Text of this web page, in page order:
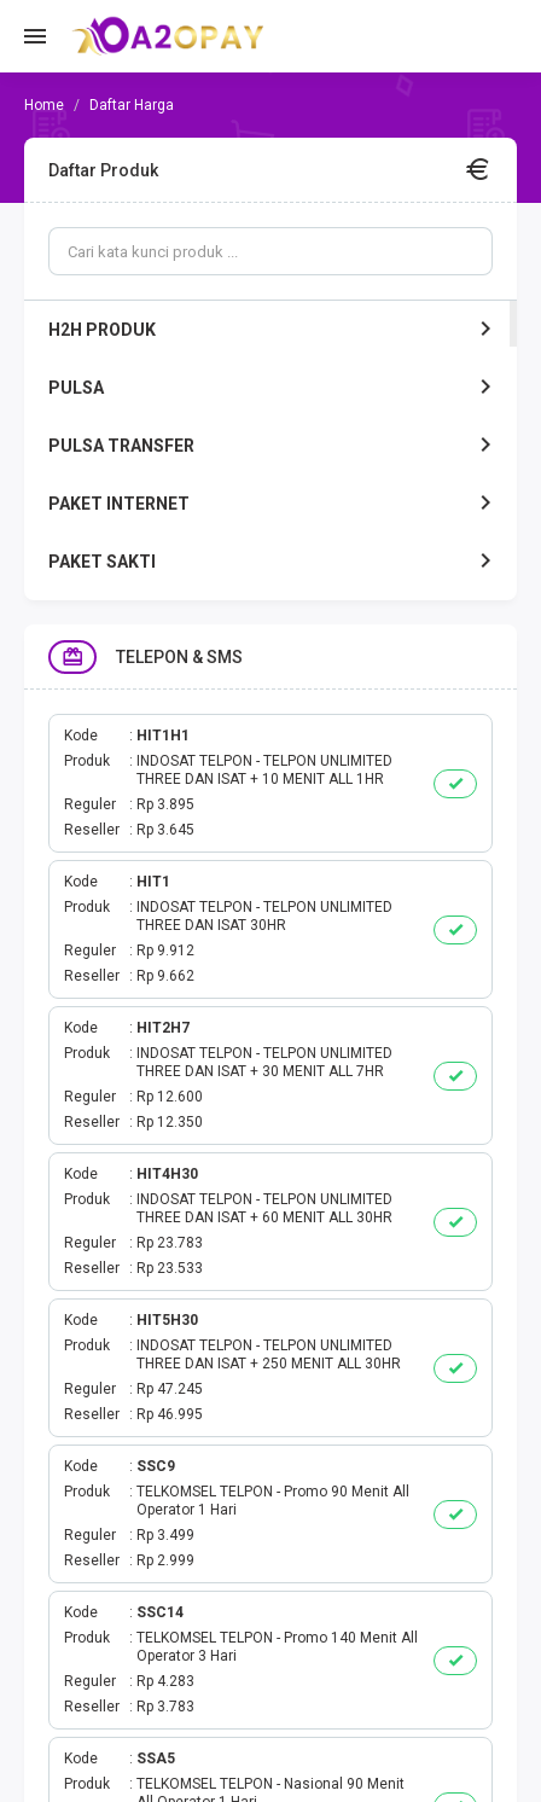
Daftar Harga
Daftar Produk
H2H PRODUK
PULSA
PULSA TRANSFER
PAKET INTERNET
PAKET SAKTI
EMONEY
PAKET SAKTI ALL OPT
TELEPON & SMS
PAKET SMS
AKTIVASI PAKET
VOUCHER DATA
VOUCHER TV
ISI ULANG GAME
TAG PLN
TAG PDAM
TAG BPJS
TAG TELKOM
HP PASCA
TAG TV PASCABAYAR
TAG CICILAN
TAG FINANCE
TAG KREDIT
TAG PBB
TAG PGN & PERTAGAS
TELEPON & SMS
Kode
HIT1H1
Produk
INDOSAT TELPON - TELPON UNLIMITED
THREE DAN ISAT + 10 MENIT ALL 1HR
Reguler
Rp 3.895
Reseller
Rp 3.645
Kode
HIT1
Produk
INDOSAT TELPON - TELPON UNLIMITED
THREE DAN ISAT 30HR
Reguler
Rp 9.912
Reseller
Rp 9.662
Kode
HIT2H7
Produk
INDOSAT TELPON - TELPON UNLIMITED
THREE DAN ISAT + 30 MENIT ALL 7HR
Reguler
Rp 12.600
Reseller
Rp 12.350
Kode
HIT4H30
Produk
INDOSAT TELPON - TELPON UNLIMITED
THREE DAN ISAT + 60 MENIT ALL 30HR
Reguler
Rp 23.783
Reseller
Rp 23.533
Kode
HIT5H30
Produk
INDOSAT TELPON - TELPON UNLIMITED
THREE DAN ISAT + 250 MENIT ALL 30HR
Reguler
Rp 47.245
Reseller
Rp 46.995
Kode
SSC9
Produk
TELKOMSEL TELPON - Promo 90 Menit All
Operator 1 Hari
Reguler
Rp 3.499
Reseller
Rp 2.999
Kode
SSC14
Produk
TELKOMSEL TELPON - Promo 140 Menit All
Operator 3 Hari
Reguler
Rp 4.283
Reseller
Rp 3.783
Kode
SSA5
Produk
TELKOMSEL TELPON - Nasional 90 Menit